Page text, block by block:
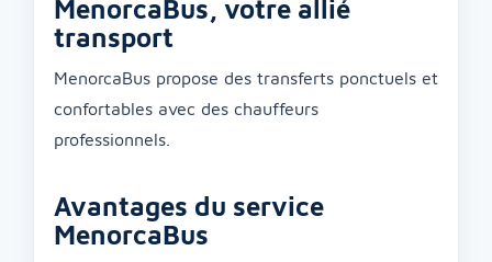
MenorcaBus, votre allié
transport
MenorcaBus propose des transferts ponctuels et
confortables avec des chauffeurs
professionnels.
Avantages du service
MenorcaBus